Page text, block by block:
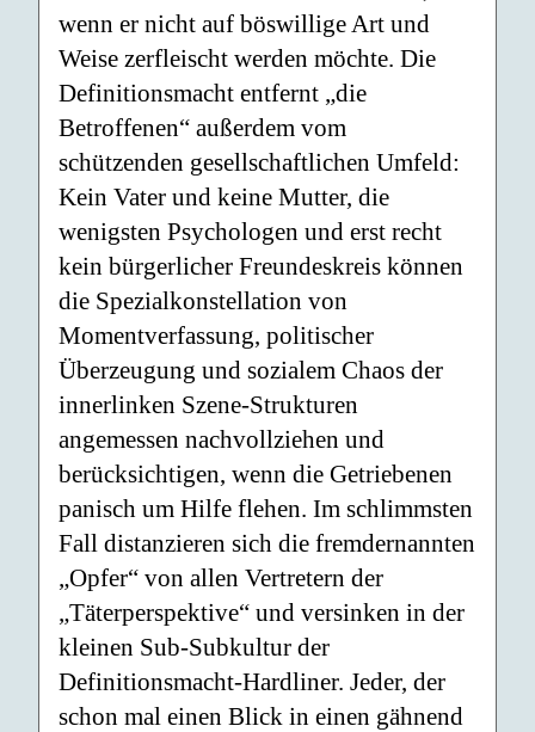
wenn er nicht auf böswillige Art und
Weise zerfleischt werden möchte. Die
Definitionsmacht entfernt „die
Betroffenen“ außerdem vom
schützenden gesellschaftlichen Umfeld:
Kein Vater und keine Mutter, die
wenigsten Psychologen und erst recht
kein bürgerlicher Freundeskreis können
die Spezialkonstellation von
Momentverfassung, politischer
Überzeugung und sozialem Chaos der
innerlinken Szene-Strukturen
angemessen nachvollziehen und
berücksichtigen, wenn die Getriebenen
panisch um Hilfe flehen. Im schlimmsten
Fall distanzieren sich die fremdernannten
„Opfer“ von allen Vertretern der
„Täterperspektive“ und versinken in der
kleinen Sub-Subkultur der
Definitionsmacht-Hardliner. Jeder, der
schon mal einen Blick in einen gähnend